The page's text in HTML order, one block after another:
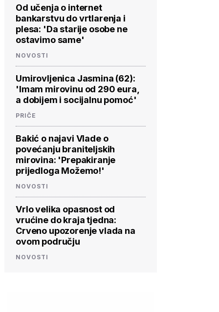
Od učenja o internet
bankarstvu do vrtlarenja i
plesa: 'Da starije osobe ne
ostavimo same'
NOVOSTI
Umirovljenica Jasmina (62):
'Imam mirovinu od 290 eura,
a dobijem i socijalnu pomoć'
PRIČE
Bakić o najavi Vlade o
povećanju braniteljskih
mirovina: 'Prepakiranje
prijedloga Možemo!'
NOVOSTI
Vrlo velika opasnost od
vrućine do kraja tjedna:
Crveno upozorenje vlada na
ovom području
NOVOSTI